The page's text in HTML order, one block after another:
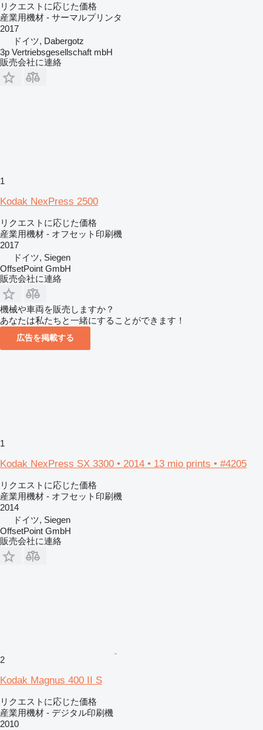
リクエストに応じた価格
産業用機材 - サーマルプリンタ
2017
ドイツ, Dabergotz
3p Vertriebsgesellschaft mbH
販売会社に連絡
1
Kodak NexPress 2500
リクエストに応じた価格
産業用機材 - オフセット印刷機
2017
ドイツ, Siegen
OffsetPoint GmbH
販売会社に連絡
機械や車両を販売しますか？
あなたは私たちと一緒にすることができます！
広告を掲載する
1
Kodak NexPress SX 3300 • 2014 • 13 mio prints • #4205
リクエストに応じた価格
産業用機材 - オフセット印刷機
2014
ドイツ, Siegen
OffsetPoint GmbH
販売会社に連絡
2
Kodak Magnus 400 II S
リクエストに応じた価格
産業用機材 - デジタル印刷機
2010